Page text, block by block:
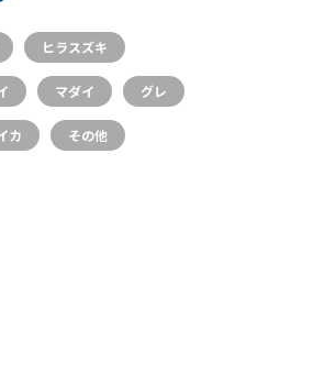
ヒラスズキ
マダイ グレ
カ その他